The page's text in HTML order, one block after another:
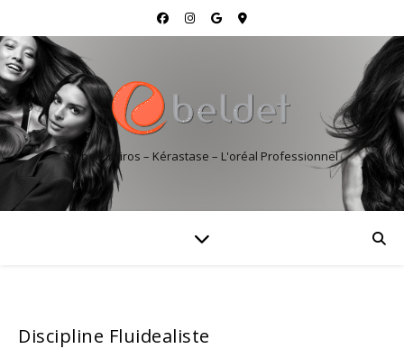
Cabeleireiros – Kérastase – L'oréal Professionnel
Discipline Fluidealiste